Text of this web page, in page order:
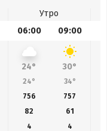
Утро
06:00 09:00
24° 30°
24° 34°
756 757
82 61
4
4